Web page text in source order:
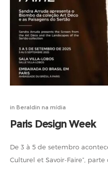
in Beraldin na mídia
Paris Design Week
De 3 à 5 de setembro
Culturel et Savoir-Faire”,